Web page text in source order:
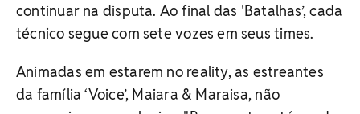
continuar na disputa. Ao final das 'Batalhas’, cada
técnico segue com sete vozes em seus times.
Animadas em estarem no reality, as estreantes
da família ‘Voice’, Maiara & Maraisa, não